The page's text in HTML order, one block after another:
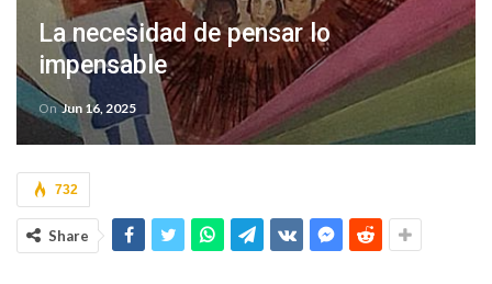
La necesidad de pensar lo
impensable
OnJun 16, 2025
732
Share